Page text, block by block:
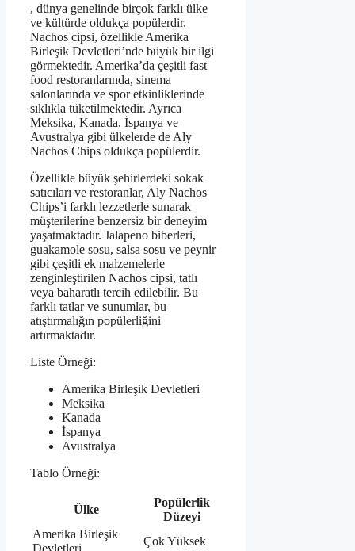
, dünya genelinde birçok farklı ülke
ve kültürde oldukça popülerdir.
Nachos cipsi, özellikle Amerika
Birleşik Devletleri’nde büyük bir ilgi
görmektedir. Amerika’da çeşitli fast
food restoranlarında, sinema
salonlarında ve spor etkinliklerinde
sıklıkla tüketilmektedir. Ayrıca
Meksika, Kanada, İspanya ve
Avustralya gibi ülkelerde de Aly
Nachos Chips oldukça popülerdir.
Özellikle büyük şehirlerdeki sokak
satıcıları ve restoranlar, Aly Nachos
Chips’i farklı lezzetlerle sunarak
müşterilerine benzersiz bir deneyim
yaşatmaktadır. Jalapeno biberleri,
guakamole sosu, salsa sosu ve peynir
gibi çeşitli ek malzemelerle
zenginleştirilen Nachos cipsi, tatlı
veya baharatlı tercih edilebilir. Bu
farklı tatlar ve sunumlar, bu
atıştırmalığın popülerliğini
artırmaktadır.
Liste Örneği:
Amerika Birleşik Devletleri
Meksika
Kanada
İspanya
Avustralya
Tablo Örneği:
Ülke
Popülerlik
Düzeyi
Amerika Birleşik
Devletleri
Çok Yüksek